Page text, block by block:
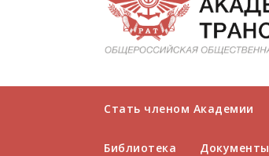
Стать членом Академии
Библиотека Документы